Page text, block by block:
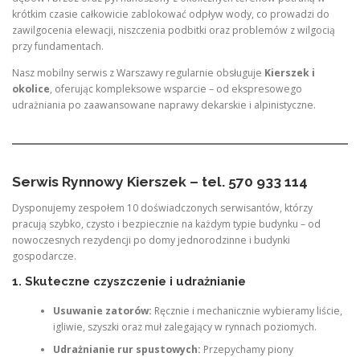
krótkim czasie całkowicie zablokować odpływ wody, co prowadzi do
zawilgocenia elewacji, niszczenia podbitki oraz problemów z wilgocią
przy fundamentach.
Nasz mobilny serwis z Warszawy regularnie obsługuje Kierszek i
okolice, oferując kompleksowe wsparcie – od ekspresowego
udrażniania po zaawansowane naprawy dekarskie i alpinistyczne.
Serwis Rynnowy Kierszek – tel. 570 933 114
Dysponujemy zespołem 10 doświadczonych serwisantów, którzy
pracują szybko, czysto i bezpiecznie na każdym typie budynku – od
nowoczesnych rezydencji po domy jednorodzinne i budynki
gospodarcze.
1. Skuteczne czyszczenie i udrażnianie
Usuwanie zatorów: Ręcznie i mechanicznie wybieramy liście,
igliwie, szyszki oraz muł zalegający w rynnach poziomych.
Udrażnianie rur spustowych: Przepychamy piony